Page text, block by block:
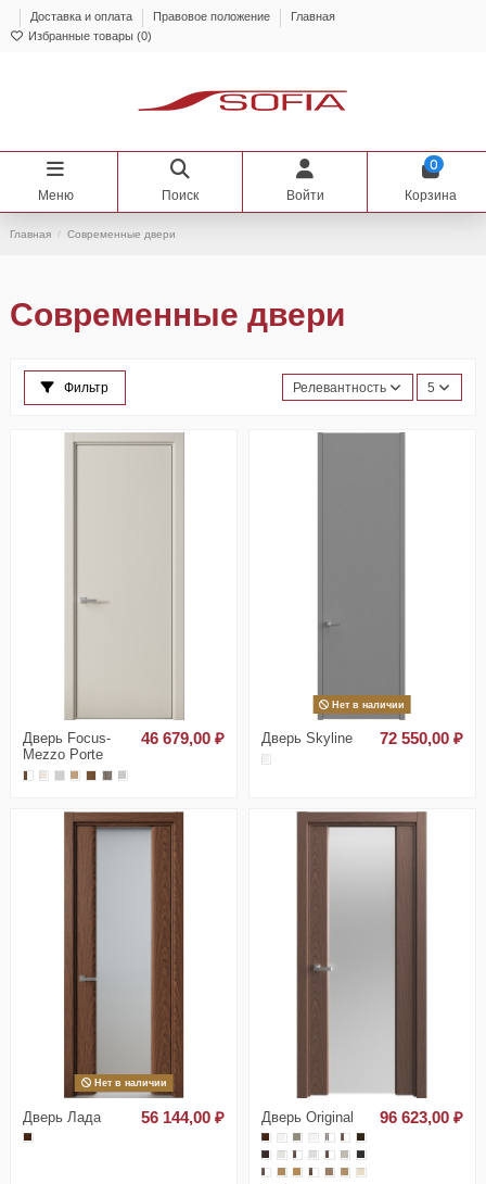
Доставка и оплата Правовое положение
Главная
Избранные товары (0)
Меню Поиск Войти
0
Корзина
Главная Современные двери
Современные двери
Фильтр Релевантность 5
Дверь Focus-
Mezzo Porte
46 679,00 ₽
Нет в наличии
Дверь Skyline 72 550,00 ₽
Нет в наличии
Дверь Лада 56 144,00 ₽ Дверь Original 96 623,00 ₽